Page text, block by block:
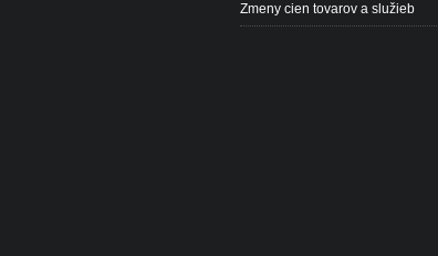
Zmeny cien tovarov a služieb